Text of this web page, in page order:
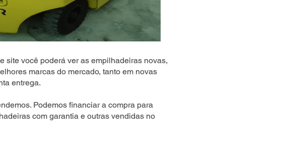
site você poderá ver as empilhadeiras novas,
marcas do mercado, tanto em novas
entrega.
Podemos financiar a compra para
com garantia e outras vendidas no